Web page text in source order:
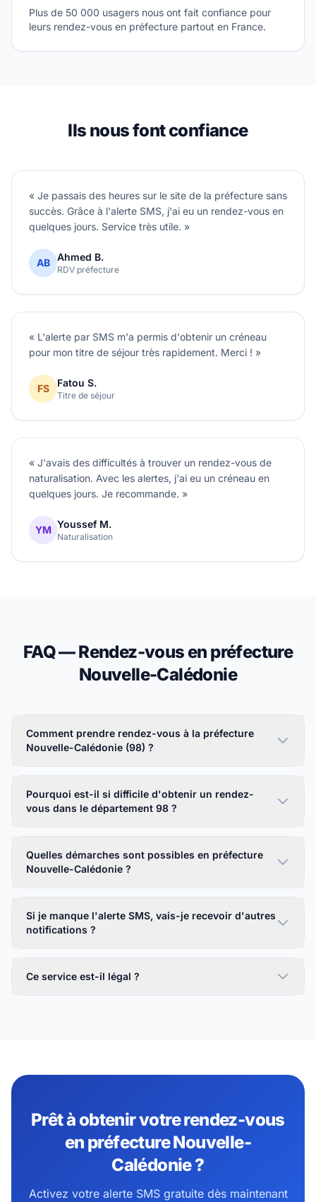
Plus de 50 000 usagers nous ont fait confiance pour
leurs rendez-vous en préfecture partout en France.
Ils nous font confiance
« Je passais des heures sur le site de la préfecture sans
succès. Grâce à l'alerte SMS, j'ai eu un rendez-vous en
quelques jours. Service très utile. »
AB Ahmed B.
RDV préfecture
« L'alerte par SMS m'a permis d'obtenir un créneau
pour mon titre de séjour très rapidement. Merci ! »
FS Fatou S.
Titre de séjour
« J'avais des difficultés à trouver un rendez-vous de
naturalisation. Avec les alertes, j'ai eu un créneau en
quelques jours. Je recommande. »
YM Youssef M.
Naturalisation
FAQ — Rendez-vous en préfecture
Nouvelle-Calédonie
Comment prendre rendez-vous à la préfecture
Nouvelle-Calédonie (98) ?
Pourquoi est-il si difficile d'obtenir un rendez-
vous dans le département 98 ?
Quelles démarches sont possibles en préfecture
Nouvelle-Calédonie ?
Si je manque l'alerte SMS, vais-je recevoir d'autres
notifications ?
Ce service est-il légal ?
Prêt à obtenir votre rendez-vous
en préfecture Nouvelle-
Calédonie ?
Activez votre alerte SMS gratuite dès maintenant